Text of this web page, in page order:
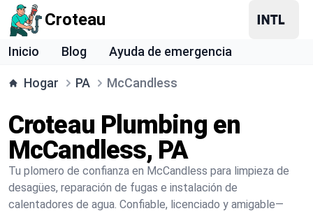
Croteau
Inicio Blog Ayuda de emergencia
Hogar PA McCandless
Croteau Plumbing en
McCandless, PA
Tu plomero de confianza en McCandless para limpieza de
desagües, reparación de fugas e instalación de
calentadores de agua. Confiable, licenciado y amigable—